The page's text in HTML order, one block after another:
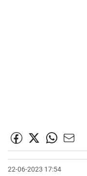
22-06-2023 17:54